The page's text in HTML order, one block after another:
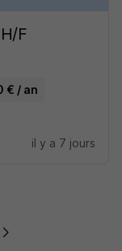
F
€ / an
il y a 7 jours